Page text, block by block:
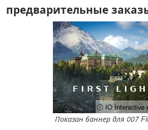
предварительные
ⓘ IO Interactive
Показан баннер для 007